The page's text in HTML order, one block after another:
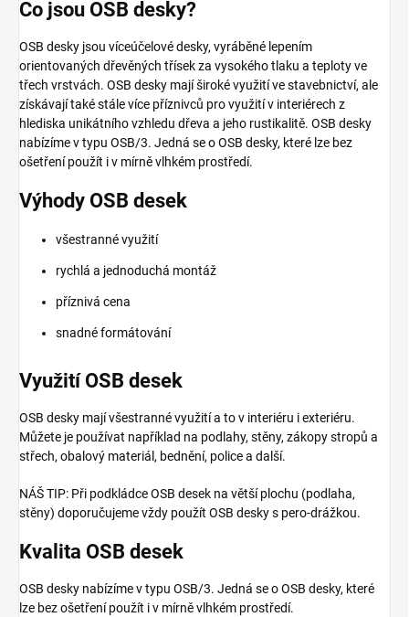
Co jsou OSB desky?
OSB desky jsou víceúčelové desky, vyráběné lepením
orientovaných dřevěných třísek za vysokého tlaku a teploty ve
třech vrstvách. OSB desky mají široké využití ve stavebnictví, ale
získávají také stále více příznivců pro využití v interiérech z
hlediska unikátního vzhledu dřeva a jeho rustikalitě. OSB desky
nabízíme v typu OSB/3. Jedná se o OSB desky, které lze bez
ošetření použít i v mírně vlhkém prostředí.
Výhody OSB desek
všestranné využití
rychlá a jednoduchá montáž
příznivá cena
snadné formátování
Využití OSB desek
OSB desky mají všestranné využití a to v interiéru i exteriéru.
Můžete je používat například na podlahy, stěny, zákopy stropů a
střech, obalový materiál, bednění, police a další.
NÁŠ TIP: Při podkládce OSB desek na větší plochu (podlaha,
stěny) doporučujeme vždy použít OSB desky s pero-drážkou.
Kvalita OSB desek
OSB desky nabízíme v typu OSB/3. Jedná se o OSB desky, které
lze bez ošetření použít i v mírně vlhkém prostředí.